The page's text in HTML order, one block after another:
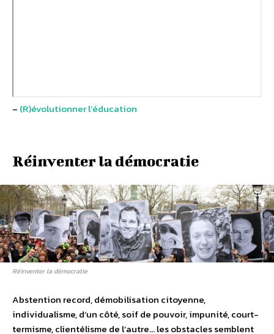
– (R)évolutionner l’éducation
Réinventer la démocratie
Réinventer la démocratie
Abstention record, démobilisation citoyenne,
individualisme, d’un côté, soif de pouvoir, impunité, court-
termisme, clientélisme de l’autre… les obstacles semblent